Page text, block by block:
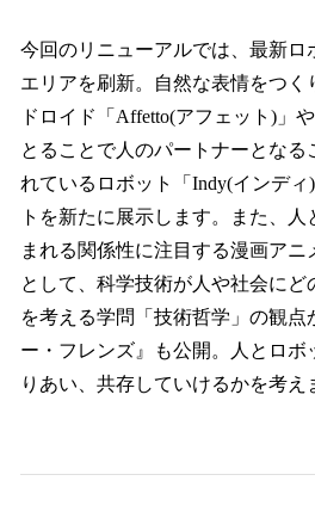
今回のリニューアルでは、最新ロ
エリアを刷新。自然な表情をつく
ドロイド「Affetto(アフェット)」
とることで人のパートナーとなる
れているロボット「Indy(インディ
トを新たに展示します。また、
まれる関係性に注目する漫画ア
として、科学技術が人や社会に
を考える学問「技術哲学」の観点
ー・フレンズ』も公開。人とロボ
りあい、共存していけるかを考え